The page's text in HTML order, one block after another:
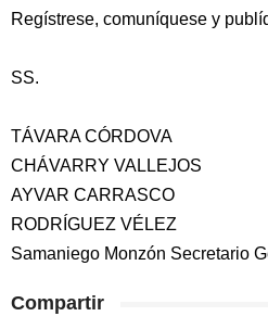
Regístrese, comuníquese y
SS.
TÁVARA CÓRDOVA
CHÁVARRY VALLEJOS
AYVAR CARRASCO
RODRÍGUEZ VÉLEZ
Samaniego Monzón Secretario
Compartir